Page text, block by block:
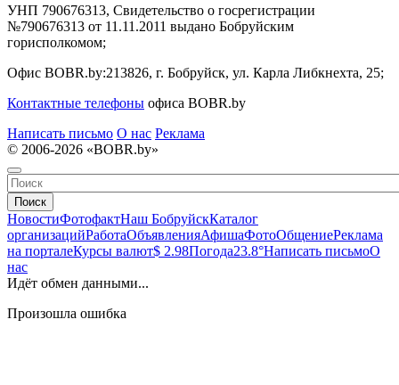
УНП 790676313, Свидетельство о госрегистрации
№790676313 от 11.11.2011 выдано Бобруйским
горисполкомом;
Офис BOBR.by:213826, г. Бобруйск, ул. Карла Либкнехта, 25;
Контактные телефоны офиса BOBR.by
Написать письмо О нас Реклама
© 2006-2026 «BOBR.by»
Поиск
НовостиФотофактНаш БобруйскКаталог
организацийРаботаОбъявленияАфишаФотоОбщениеРеклама
на порталеКурсы валют$ 2.98Погода23.8°Написать письмоО
нас
Идёт обмен данными...
Произошла ошибка